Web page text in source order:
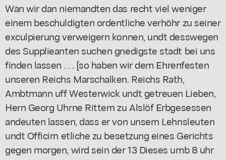
Wan wir dan niemandten das recht viel weniger
einem beschuldigten ordentliche verhöhr zu seiner
exculpierung verweigern konnen, undt desswegen
des Supplieanten suchen gnedigste stadt bei uns
finden lassen . . . [so haben wir dem Ehrenfesten
unseren Reichs Marschalken. Reichs Rath,
Ambtmann uff Westerwick undt getreuen Lieben,
Hern Georg Uhrne Rittern zu Alslöf Erbgesessen
andeuten lassen, dass er von unsern Lehnsleuten
undt Officirn etliche zu besetzung eines Gerichts
gegen morgen, wird sein der 13 Dieses umb 8 uhr